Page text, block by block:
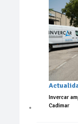
Invercar
Cadimar